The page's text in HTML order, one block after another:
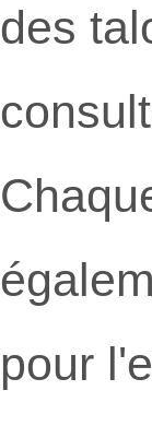
des
pour